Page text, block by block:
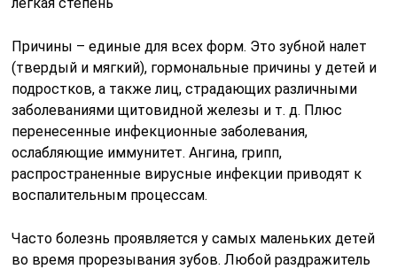
Причины – единые для всех форм. Это зубной налет
(твердый и мягкий), гормональные причины у детей и
подростков, а также лиц, страдающих различными
заболеваниями щитовидной железы и т. д. Плюс
перенесенные инфекционные заболевания,
ослабляющие иммунитет. Ангина, грипп,
распространенные вирусные инфекции приводят к
воспалительным процессам.
Часто болезнь проявляется у самых маленьких детей
во время прорезывания зубов. Любой раздражитель